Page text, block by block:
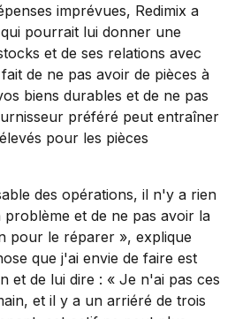
imprévues, Redimix a
pourrait lui donner une
et de ses relations avec
de ne pas avoir de pièces à
biens durables et de ne pas
préféré peut entraîner
pour les pièces
des opérations, il n'y a rien
et de ne pas avoir la
pour le réparer », explique
que j'ai envie de faire est
et de lui dire : « Je n'ai pas ces
et il y a un arriéré de trois